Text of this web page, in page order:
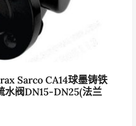
Sarco CA14球墨铸铁
水阀DN15-DN25(法兰